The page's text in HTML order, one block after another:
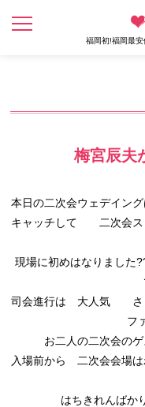
福岡初!福岡最
梅宮辰夫
本日の二次会ウェデイン
キャッチして 二次会ス
現場に初めはなりました
司会進行は 大人気 さ
フ
お二人の二次会の
入場前から 二次会会場
はちきれんば